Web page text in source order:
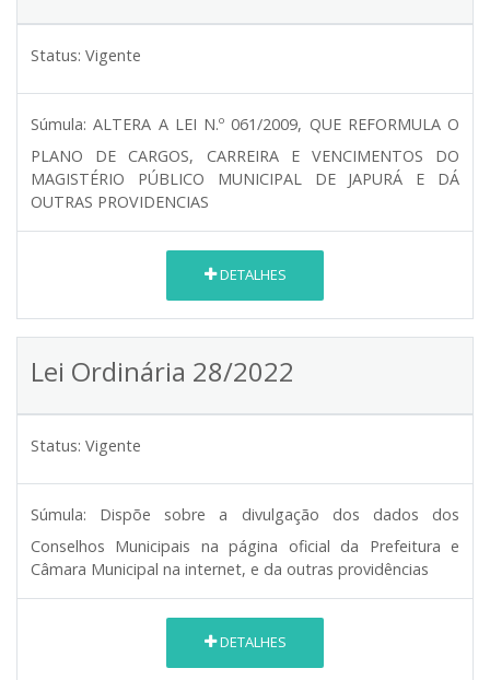
Status: Vigente
Súmula: ALTERA A LEI N.º 061/2009, QUE REFORMULA O
PLANO DE CARGOS, CARREIRA E VENCIMENTOS DO
MAGISTÉRIO PÚBLICO MUNICIPAL DE JAPURÁ E DÁ
OUTRAS PROVIDENCIAS
DETALHES
Lei Ordinária 28/2022
Status: Vigente
Súmula:
Dispõe sobre a divulgação dos dados dos
Conselhos Municipais na página oficial da Prefeitura e
Câmara Municipal na internet, e da outras providências
DETALHES